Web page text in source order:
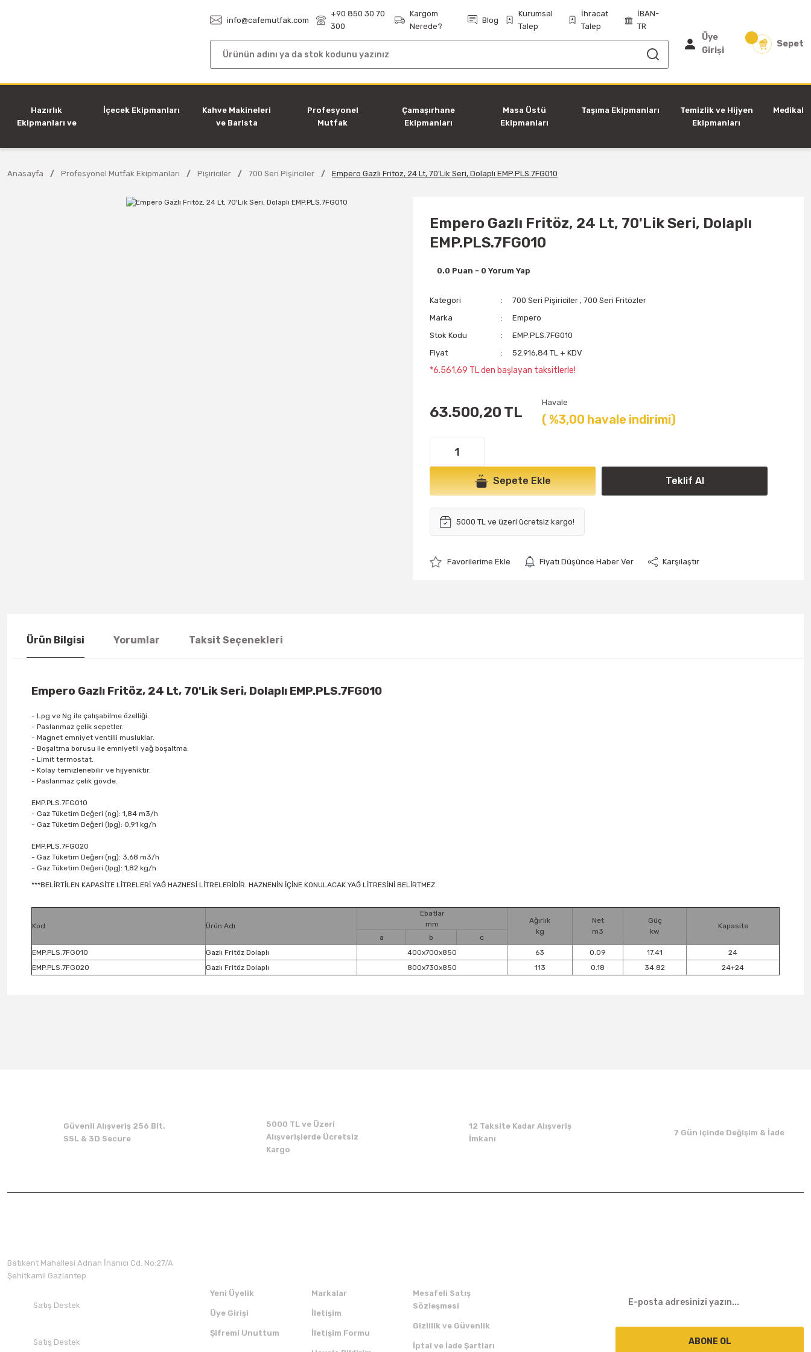
info@cafemutfak.com
+90 850 30 70
300
Kargom
Nerede?
Blog
Kurumsal
Talep
İhracat
Talep
İBAN-
TR
Üye
Girişi
Sepet
Hazırlık
Ekipmanları ve
İçecek Ekipmanları
Kahve Makineleri
ve Barista
Profesyonel
Mutfak
Çamaşırhane
Ekipmanları
Masa Üstü
Ekipmanları
Taşıma Ekipmanları
Temizlik ve Hijyen
Ekipmanları
Medikal
Anasayfa Profesyonel Mutfak Ekipmanları Pişiriciler 700 Seri Pişiriciler Empero Gazlı Fritöz, 24 Lt, 70'Lik Seri, Dolaplı EMP.PLS.7FG010
Empero Gazlı Fritöz, 24 Lt, 70'Lik Seri, Dolaplı
EMP.PLS.7FG010
0.0 Puan - 0 Yorum Yap
Kategori 700 Seri Pişiriciler ,700 Seri Fritözler
Marka
Empero
Stok Kodu
EMP.PLS.7FG010
Fiyat
52.916,84 TL + KDV
*6.561,69 TL den başlayan taksitlerle!
63.500,20 TL
Havale
( %3,00 havale indirimi)
Sepete Ekle Teklif Al
5000 TL ve üzeri ücretsiz kargo!
Fiyatı Düşünce Haber Ver Karşılaştır
Ürün Bilgisi Yorumlar Taksit Seçenekleri
Empero Gazlı Fritöz, 24 Lt, 70'Lik Seri, Dolaplı EMP.PLS.7FG010
- Lpg ve Ng ile çalışabilme özelliği.
- Paslanmaz çelik sepetler.
- Magnet emniyet ventilli musluklar.
- Boşaltma borusu ile emniyetli yağ boşaltma.
- Limit termostat.
- Kolay temizlenebilir ve hijyeniktir.
- Paslanmaz çelik gövde.
EMP.PLS.7FG010
- Gaz Tüketim Değeri (ng): 1,84 m3/h
- Gaz Tüketim Değeri (lpg): 0,91 kg/h
EMP.PLS.7FG020
- Gaz Tüketim Değeri (ng): 3,68 m3/h
- Gaz Tüketim Değeri (lpg): 1,82 kg/h
***BELİRTİLEN KAPASİTE LİTRELERİ YAĞ HAZNESİ LİTRELERİDİR. HAZNENİN İÇİNE KONULACAK YAĞ LİTRESİNİ BELİRTMEZ.
Kod Ürün Adı
Ebatlar
mm
Ağırlık
kg
Net
m3
Güç
kw
Kapasite
a
b
c
EMP.PLS.7FG010
Gazlı Fritöz Dolaplı 400x700x850 63 0.09 17.41
24
EMP.PLS.7FG020
Gazlı Fritöz Dolaplı 800x730x850 113 0.18 34.82 24+24
Güvenli Alışveriş 256 Bit.
SSL & 3D Secure
5000 TL ve Üzeri
Alışverişlerde Ücretsiz
Kargo
12 Taksite Kadar Alışveriş
İmkanı
7 Gün içinde Değişim & İade
Batıkent Mahallesi Adnan İnanıcı Cd. No:27/A
Şehitkamil Gaziantep
Satış Destek
Satış Destek
Yeni Üyelik
Üye Girişi
Şifremi Unuttum
Markalar
İletişim
İletişim Formu
Mesafeli Satış
Sözleşmesi
Gizlilik ve Güvenlik
İptal ve İade Şartları ABONE OL